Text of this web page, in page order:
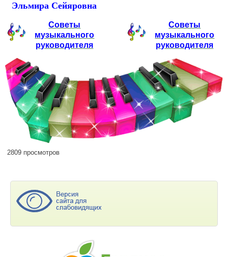
Эльмира Сейяровна
Советы
музыкального
руководителя
Советы
музыкального
руководителя
2809 просмотров